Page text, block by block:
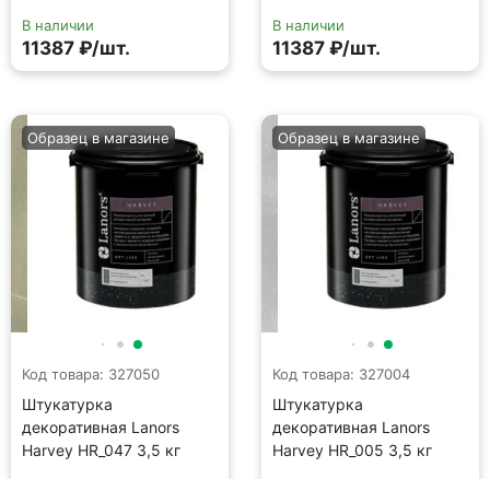
В наличии
11387 ₽/шт.
В наличии
11387 ₽/шт.
Код товара: 327050
Штукатурка
декоративная Lanors
Harvey HR_047 3,5 кг
Образец в магазине
Код товара: 327004
Штукатурка
декоративная Lanors
Harvey HR_005 3,5 кг
Образец в магазине